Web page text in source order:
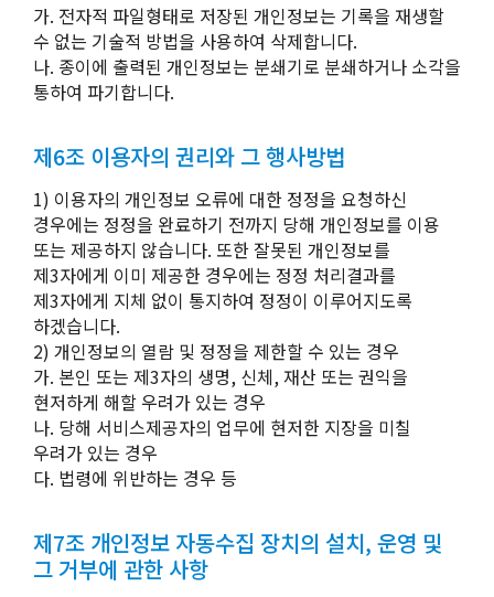
가. 전자적 파일형태로 저장된 개인정보는 기록을 재생할
수 없는 기술적 방법을 사용하여 삭제합니다.
나. 종이에 출력된 개인정보는 분쇄기로 분쇄하거나 소각을
통하여 파기합니다.
제6조 이용자의 권리와 그 행사방법
1) 이용자의 개인정보 오류에 대한 정정을 요청하신
경우에는 정정을 완료하기 전까지 당해 개인정보를 이용
또는 제공하지 않습니다. 또한 잘못된 개인정보를
제3자에게 이미 제공한 경우에는 정정 처리결과를
제3자에게 지체 없이 통지하여 정정이 이루어지도록
하겠습니다.
2) 개인정보의 열람 및 정정을 제한할 수 있는 경우
가. 본인 또는 제3자의 생명, 신체, 재산 또는 권익을
현저하게 해할 우려가 있는 경우
나. 당해 서비스제공자의 업무에 현저한 지장을 미칠
우려가 있는 경우
다. 법령에 위반하는 경우 등
제7조 개인정보 자동수집 장치의 설치, 운영 및
그 거부에 관한 사항